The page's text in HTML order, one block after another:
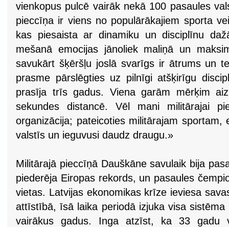
vienkopus pulcē vairāk nekā 100 pasaules
pieccīņa ir viens no populārākajiem sporta
kas piesaista ar dinamiku un disciplīnu
mešanā emocijas jānoliek maliņā un
savukārt šķēršļu joslā svarīgs ir ātrums un
prasme pārslēgties uz pilnīgi atšķirīgu
prasīja trīs gadus. Viena garām mērķim
sekundes distancē. Vēl mani militārajai
organizācija; pateicoties militārajam sportam,
valstīs un ieguvusi daudz draugu.»
Militārajā pieccīņā Dauškāne savulaik bija
piederēja Eiropas rekords, un pasaules
vietas. Latvijas ekonomikas krīze ieviesa
attīstībā, īsā laika periodā izjuka visa
vairākus gadus. Inga atzīst, ka 33 gadu